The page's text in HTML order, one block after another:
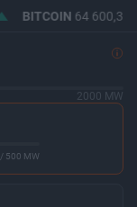
BITCOIN 64 600,36
2000 MW
/ 500 MW